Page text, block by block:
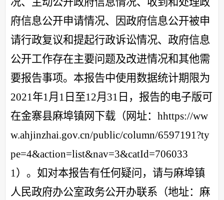
府信息公开申请情况、因政府信息公开被申
请行政复议和提起行政诉讼情况、政府信息
公开工作存在主要问题及改进情况和其他需
要报告事项。本报告中使用数据统计期限为
2021年1月1日至12月31日，报告的电子版可
在金寨县麻埠镇网下载 （ 网址： hhttps://ww
w.ahjinzhai.gov.cn/public/column/6597191?ty
pe=4&action=list&nav=3&catId=706033
1） 。如对本报告有任何疑问，请与麻埠镇
人民政府办公室政务公开办联系（地址：麻